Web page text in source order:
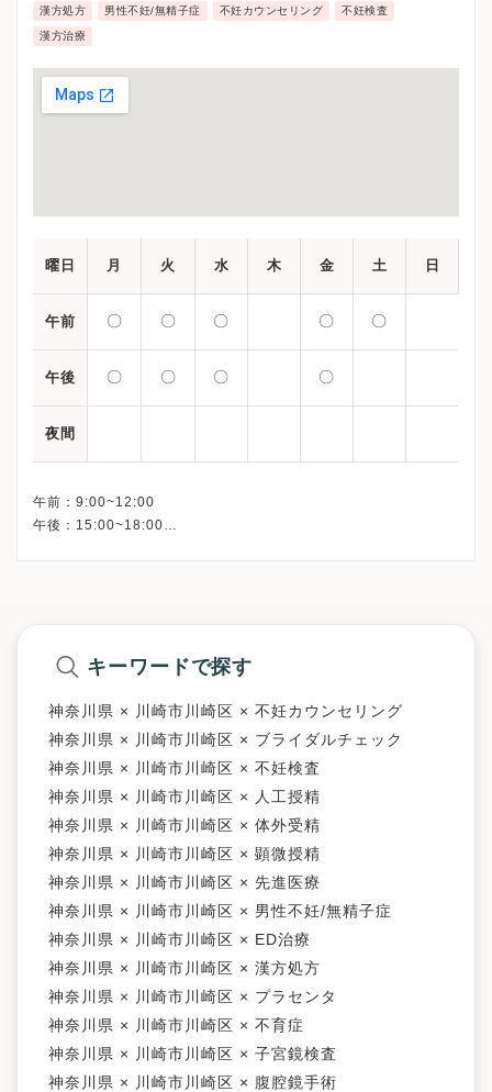
漢方処方 男性不妊/無精子症 不妊カウンセリング 不妊検査
漢方治療
曜日 月 火 水 木 金 土 日
午前 〇 〇 〇 〇 〇
午後 〇 〇 〇 〇
夜間
午前：9:00~12:00
午後：15:00~18:00
キーワードで探す
神奈川県 × 川崎市川崎区 × 不妊カウンセリング
神奈川県 × 川崎市川崎区 × ブライダルチェック
神奈川県 × 川崎市川崎区 × 不妊検査
神奈川県 × 川崎市川崎区 × 人工授精
神奈川県 × 川崎市川崎区 × 体外受精
神奈川県 × 川崎市川崎区 × 顕微授精
神奈川県 × 川崎市川崎区 × 先進医療
神奈川県 × 川崎市川崎区 × 男性不妊/無精子症
神奈川県 × 川崎市川崎区 × ED治療
神奈川県 × 川崎市川崎区 × 漢方処方
神奈川県 × 川崎市川崎区 × プラセンタ
神奈川県 × 川崎市川崎区 × 不育症
神奈川県 × 川崎市川崎区 × 子宮鏡検査
神奈川県 × 川崎市川崎区 × 腹腔鏡手術